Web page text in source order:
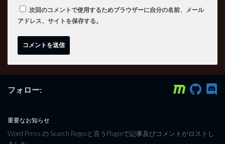
次回のコメントで使用するためブラウザーに自分の名前、メール
アドレス、サイトを保存する。
フォロー:
重要なお知らせ
Word Press の Search Regexと言うPluginで記事及びコメントがロストし